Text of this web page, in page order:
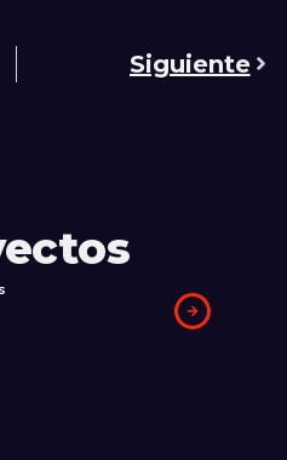
Siguiente